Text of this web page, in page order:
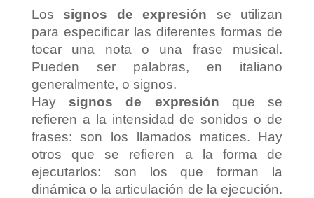
Los signos de expresión se utilizan
para especificar las diferentes formas de
tocar una nota o una frase musical.
Pueden ser palabras, en italiano
generalmente, o signos.
Hay signos de expresión que se
refieren a la intensidad de sonidos o de
frases: son los llamados matices. Hay
otros que se refieren a la forma de
ejecutarlos: son los que forman la
dinámica o la articulación de la ejecución.